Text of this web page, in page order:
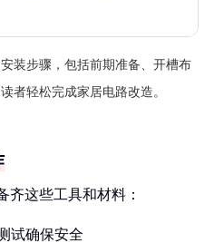
装步骤，包括前期准备、开槽布
者轻松完成家居电路改造。
这些工具和材料：
试确保安全